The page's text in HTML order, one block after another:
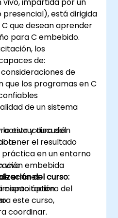
está dirigida
que desean aprender
para C embebido.
los
de:
de
que los programas en C
de un sistema
la estructura del
el resultado
embebida
errores
óptimo del
y discusión
en un entorno
vivo
del curso:
capacitación
este curso,
coordinar.